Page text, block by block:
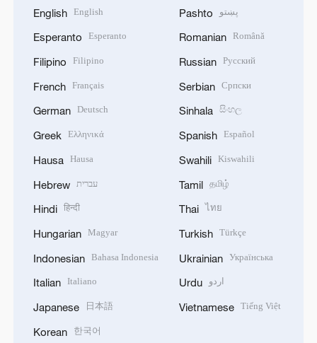
English English
Esperanto Esperanto
Filipino Filipino
French Français
German Deutsch
Greek Ελληνικά
Hausa Hausa
Hebrew עברית
Hindi हिन्दी
Hungarian Magyar
Indonesian Bahasa Indonesia
Italian Italiano
Japanese 日本語
Korean 한국어
Pashto پښتو
Romanian Română
Russian Русский
Serbian Српски
Sinhala සිංහල
Spanish Español
Swahili Kiswahili
Tamil தமிழ்
Thai ไทย
Turkish Türkçe
Ukrainian Українська
Urdu اردو
Vietnamese Tiếng Việt